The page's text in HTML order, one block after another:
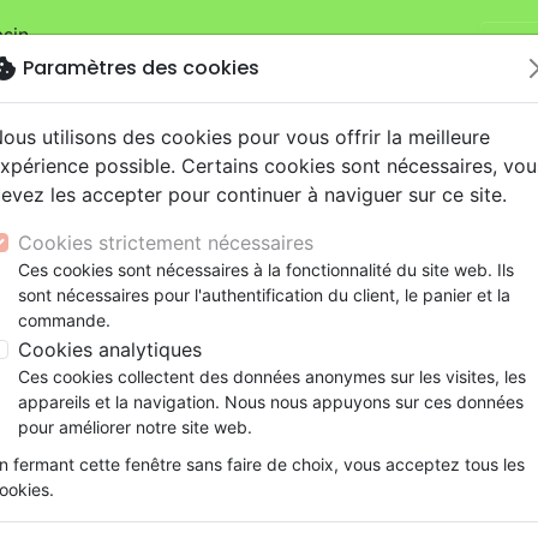
Je
sur la boutiqueLa Maison de la Bible Suisse
NouveautésBibles
Testaments
Etude biblique
NEG
Bandes dessinées
Souffrance, Relation d'aide
Santé
Événements actuels
Couple
Découverte de la foi
Souffrance, Relation d'aide
Psychologie
Adolescents, jeunes
Latino, Folk
Soul
Rap, Hip-hop
Louange, Adoration
Hardrock, Métal
animés
conférences
Films, fiction
Jeux
spirituelle Créés pour s’émerveiller - Redevenir des
Créés pour s’émerveiller
Redevenir des adorateurs de Dieu
Auteur :Paul David Tripp
Description Détails du produit
Paramètres des cookies
utilisons des cookies pour vous offrir la meilleure
possible. Certains cookies sont nécessaires,
les accepter pour continuer à naviguer sur ce site.
Cookies strictement nécessaires
Ces cookies sont nécessaires à la fonctionnalité du site web. Ils
sont nécessaires pour l'authentification du client, le panier et la
commande.
Cookies analytiques
Ces cookies collectent des données anonymes sur les visites, les
appareils et la navigation. Nous nous appuyons sur ces données
pour améliorer notre site web.
fermant cette fenêtre sans faire de choix, vous acceptez tous les